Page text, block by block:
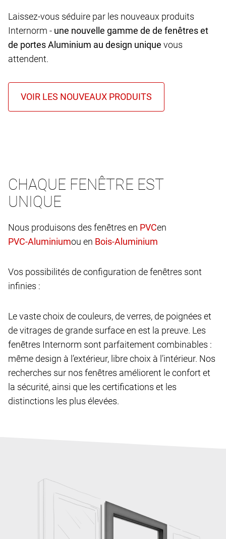
Laissez-vous séduire par les nouveaux produits
Internorm - une nouvelle gamme de de fenêtres et
de portes Aluminium au design unique vous
attendent.
CHAQUE FENÊTRE EST
UNIQUE
Nous produisons des fenêtres en
en
ou en
Vos possibilités de configuration de fenêtres sont
infinies :
Le vaste choix de couleurs, de verres, de poignées et
de vitrages de grande surface en est la preuve. Les
fenêtres Internorm sont parfaitement combinables :
même design à l’extérieur, libre choix à l’intérieur. Nos
recherches sur nos fenêtres améliorent le confort et
la sécurité, ainsi que les certifications et les
distinctions les plus élevées.